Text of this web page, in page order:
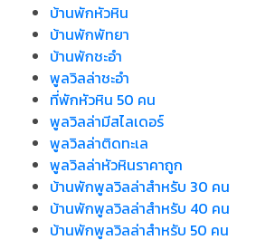
บ้านพักหัวหิน
บ้านพักพัทยา
บ้านพักชะอำ
พูลวิลล่าชะอำ
ที่พักหัวหิน 50 คน
พูลวิลล่ามีสไลเดอร์
พูลวิลล่าติดทะเล
พูลวิลล่าหัวหินราคาถูก
บ้านพักพูลวิลล่าสำหรับ 30 คน
บ้านพักพูลวิลล่าสำหรับ 40 คน
บ้านพักพูลวิลล่าสำหรับ 50 คน